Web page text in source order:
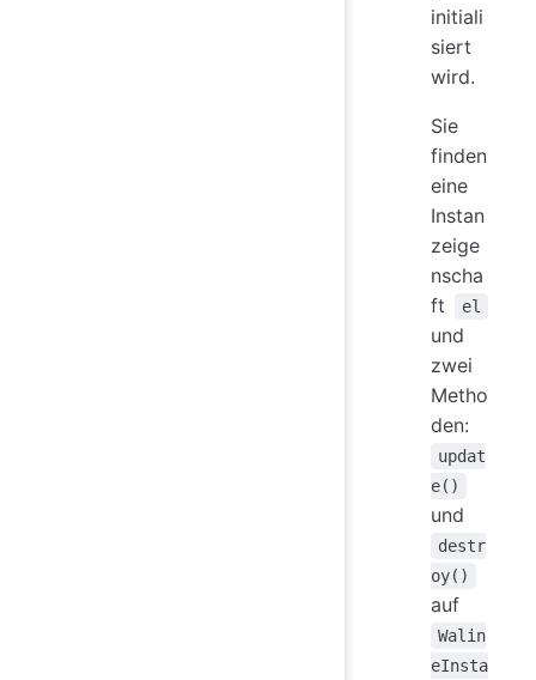
initiali
siert
wird.
Sie
finden
eine
Instan
zeige
nscha
ft
el
und
zwei
Metho
den:
updat
e()
und
destr
oy()
auf
Walin
eInsta